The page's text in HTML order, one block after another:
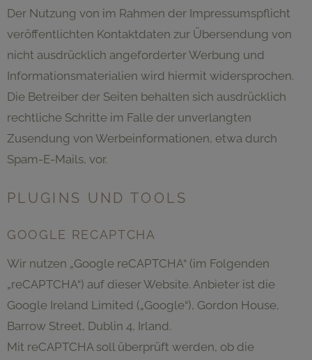
Der Nutzung von im Rahmen der Impressumspflicht
veröffentlichten Kontaktdaten zur Übersendung von
nicht ausdrücklich angeforderter Werbung und
Informationsmaterialien wird hiermit widersprochen.
Die Betreiber der Seiten behalten sich ausdrücklich
rechtliche Schritte im Falle der unverlangten
Zusendung von Werbeinformationen, etwa durch
Spam-E-Mails, vor.
PLUGINS UND TOOLS
GOOGLE RECAPTCHA
Wir nutzen „Google reCAPTCHA“ (im Folgenden
„reCAPTCHA“) auf dieser Website. Anbieter ist die
Google Ireland Limited („Google“), Gordon House,
Barrow Street, Dublin 4, Irland.
Mit reCAPTCHA soll überprüft werden, ob die